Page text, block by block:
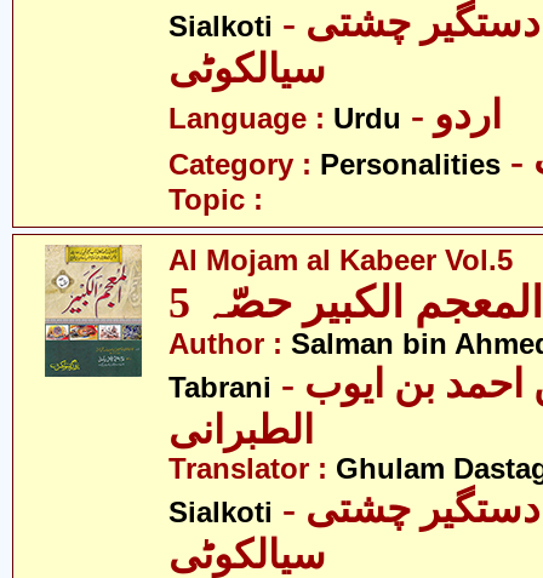
Sialkoti - غلام دستگیر چشتی
سیالکوٹی
Language : Urdu - اردو
Category : Personalities
Topic :
Al Mojam al Kabeer Vol.5
المعجم الکبیر حصّہ 5
Author : Salman bin
Tabrani - سلمان بن احمد بن ایوب
الطبرانی
Translator : Ghulam
Sialkoti - غلام دستگیر چشتی
سیالکوٹی